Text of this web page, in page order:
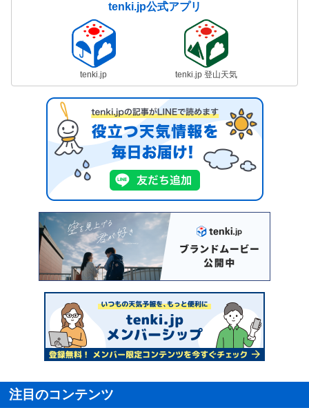
tenki.jp公式アプリ
tenki.jp tenki.jp 登山天気
注目のコンテンツ